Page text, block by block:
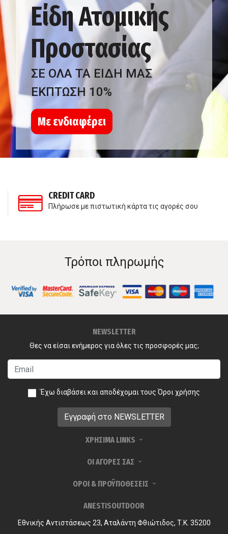
Είδη Ατομικής
Προστασίας
ΣΕ ΟΛΑ ΤΑ ΕΙΔΗ ΜΑΣ
ΕΚΠΤΩΣΗ 10%
Με ενδιαφέρει
CREDIT CARD
Πλήρωσε με πιστωτική κάρτα τις αγορές σου
Τρόποι πληρωμής
NEWSLETTER
Θες να είσαι ενήμερος για όλες τις προσφορές μας;
Έχω διαβάσει και αποδέχομαι τους Όροι χρήσης
ΧΡΗΣΙΜΑ LINKS
ΟΙ ΑΓΟΡΕΣ ΣΑΣ
ΟΡΟΙ & ΠΡΟΫΠΟΘΕΣΕΙΣ
ANESTISOUTDOOR
Εθνικής Αντιστάσεως 23, Αταλάντη Φθιώτιδος, Τ.Κ. 35200